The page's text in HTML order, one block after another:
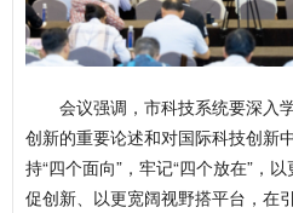
会议强调，市科技系统要深入
创新的重要论述和对国际科技创新
持“四个面向”，牢记“四个放在”，
促创新、以更宽阔视野搭平台，在